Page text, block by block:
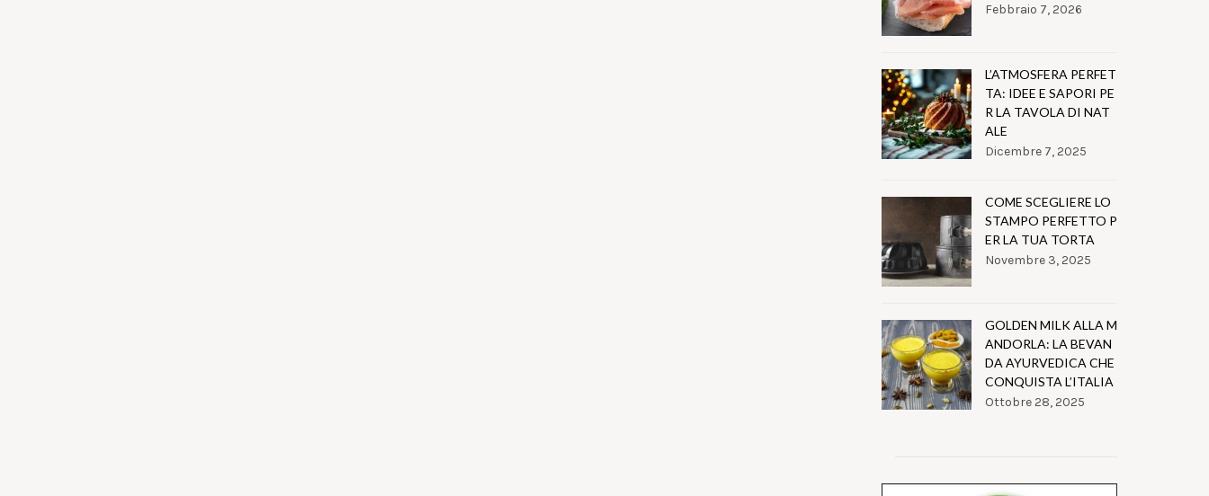
Febbraio 7, 2026
L’ATMOSFERA PERFET
TA: IDEE E SAPORI PE
R LA TAVOLA DI NAT
ALE
Dicembre 7, 2025
COME SCEGLIERE LO
STAMPO PERFETTO P
ER LA TUA TORTA
Novembre 3, 2025
GOLDEN MILK ALLA M
ANDORLA: LA BEVAN
DA AYURVEDICA CHE
CONQUISTA L’ITALIA
Ottobre 28, 2025